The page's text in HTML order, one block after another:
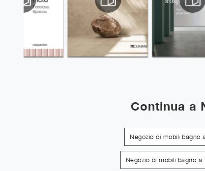
Continua a
Negozio di mobili bagno
Negozio di mobili bagno